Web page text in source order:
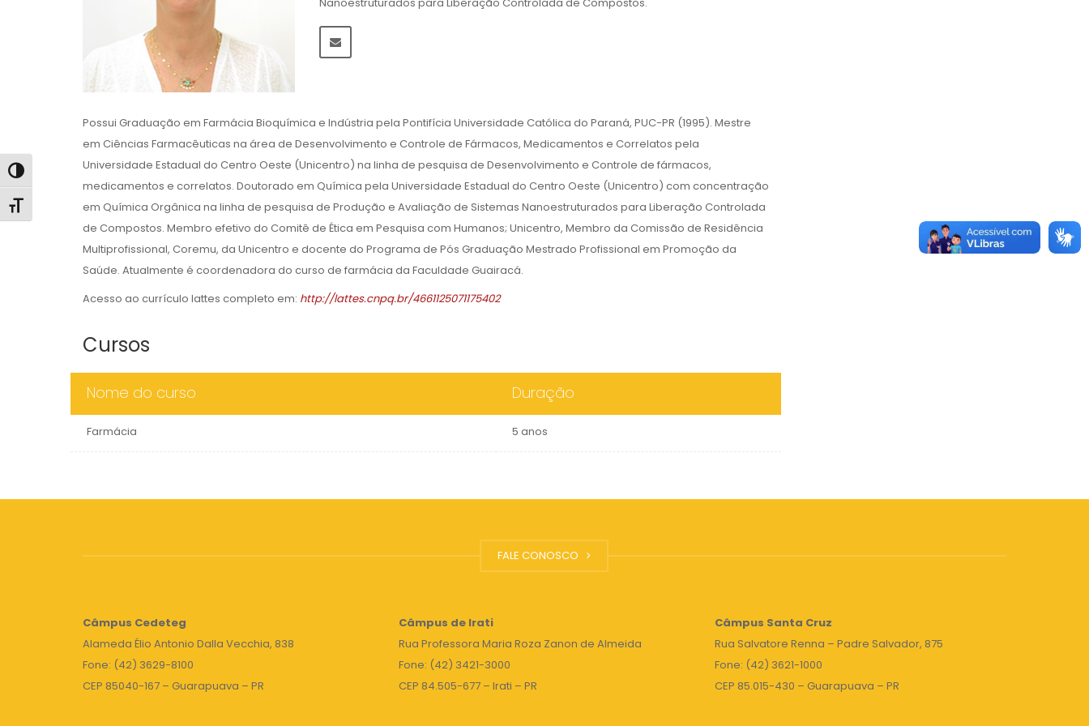
Alternar alto contraste
Alternar tamanho da fonte
Possui Graduação em Farmácia Bioquímica e Indústria pela Pontifícia Universidade Católica do Paraná, PUC-PR (1995). Mestre
em Ciências Farmacêuticas na área de Desenvolvimento e Controle de Fármacos, Medicamentos e Correlatos pela
Universidade Estadual do Centro Oeste (Unicentro) na linha de pesquisa de Desenvolvimento e Controle de fármacos,
medicamentos e correlatos. Doutorado em Química pela Universidade Estadual do Centro Oeste (Unicentro) com concentração
em Química Orgânica na linha de pesquisa de Produção e Avaliação de Sistemas Nanoestruturados para Liberação Controlada
de Compostos. Membro efetivo do Comitê de Ética em Pesquisa com Humanos; Unicentro, Membro da Comissão de Residência
Multiprofissional, Coremu, da Unicentro e docente do Programa de Pós Graduação Mestrado Profissional em Promoção da
Saúde. Atualmente é coordenadora do curso de farmácia da Faculdade Guairacá.
Acesso ao currículo lattes completo em: http://lattes.cnpq.br/4661125071175402
Cursos
Nome do curso Duração
Farmácia 5 anos
FALE CONOSCO
Câmpus Cedeteg
Alameda Élio Antonio Dalla Vecchia, 838
Fone: (42) 3629-8100
CEP 85040-167 – Guarapuava – PR
Câmpus de Irati
Rua Professora Maria Roza Zanon de Almeida
Fone: (42) 3421-3000
CEP 84.505-677 – Irati – PR
Câmpus Santa Cruz
Rua Salvatore Renna – Padre Salvador, 875
Fone: (42) 3621-1000
CEP 85.015-430 – Guarapuava – PR